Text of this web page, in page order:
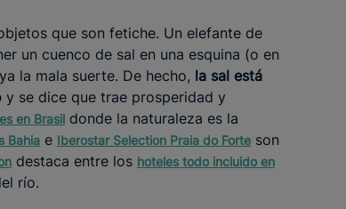
que son fetiche. Un elefante de
un cuenco de sal en una esquina (o en
la mala suerte. De hecho, la sal está
y se dice que trae prosperidad y
en Brasil donde la naturaleza es la
Bahia e Iberostar Selection Praia do Forte son
destaca entre los hoteles todo incluido en
río.